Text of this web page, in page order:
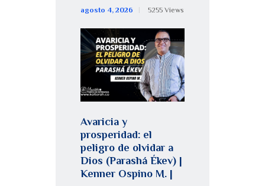
agosto 4, 2026 5255 Views
Avaricia y
prosperidad: el
peligro de olvidar a
Dios (Parashá Ékev) |
Kenner Ospino M. |